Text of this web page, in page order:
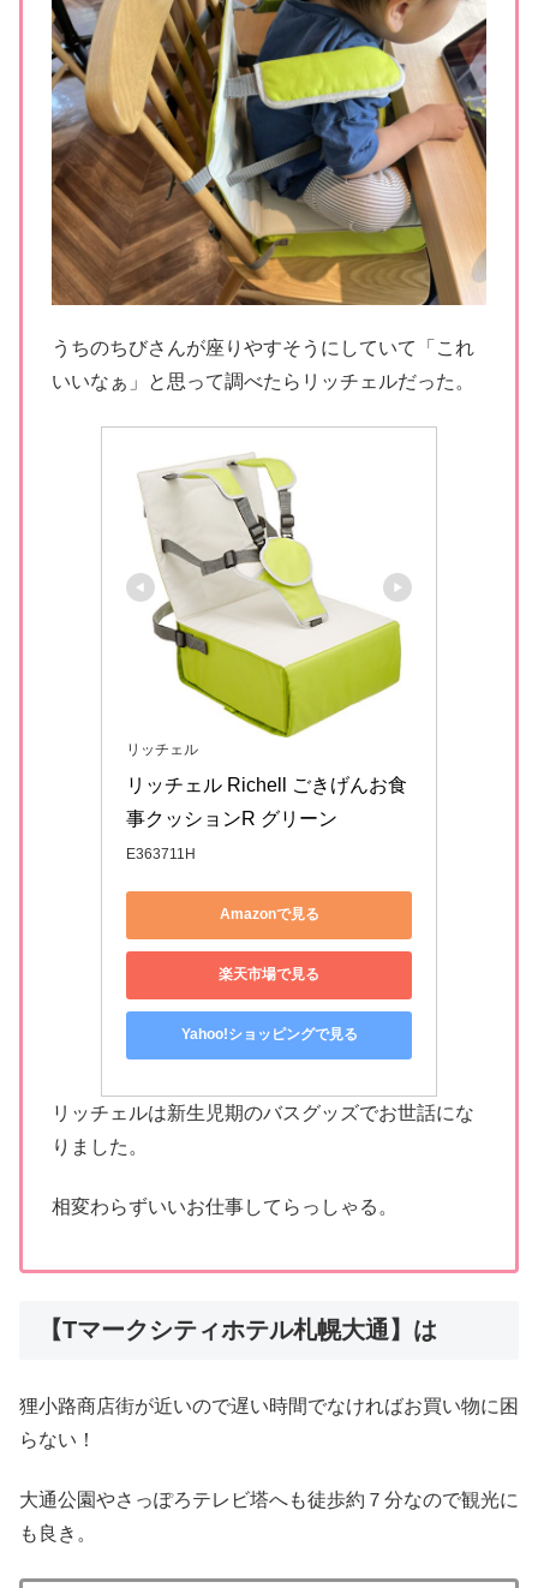
うちのちびさんが座りやすそうにしていて「これ
いいなぁ」と思って調べたらリッチェルだった。
リッチェル
リッチェル Richell ごきげんお食
事クッションR グリーン
E363711H
Amazonで見る
楽天市場で見る
Yahoo!ショッピングで見る
リッチェルは新生児期のバスグッズでお世話にな
りました。
相変わらずいいお仕事してらっしゃる。
【Tマークシティホテル札幌大通】は
狸小路商店街が近いので遅い時間でなければお買い物に困
らない！
大通公園やさっぽろテレビ塔へも徒歩約７分なので観光に
も良き。